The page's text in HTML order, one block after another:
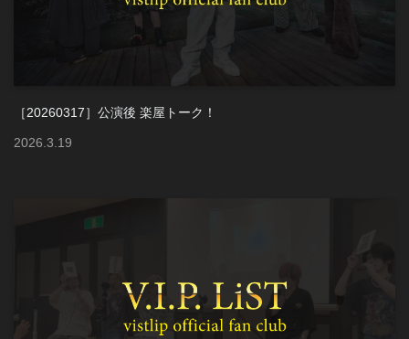
［20260317］公演後 楽屋トーク！
2026 3 19